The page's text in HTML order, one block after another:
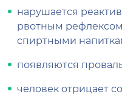
нарушается
рвотным
спиртными
появляются
человек отрицает